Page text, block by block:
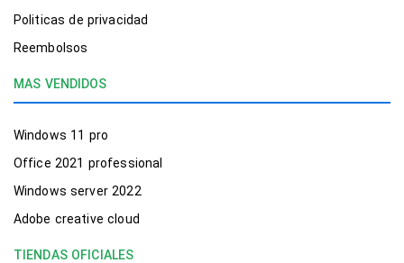
Politicas de privacidad
Reembolsos
MAS VENDIDOS
Windows 11 pro
Office 2021 professional
Windows server 2022
Adobe creative cloud
TIENDAS OFICIALES